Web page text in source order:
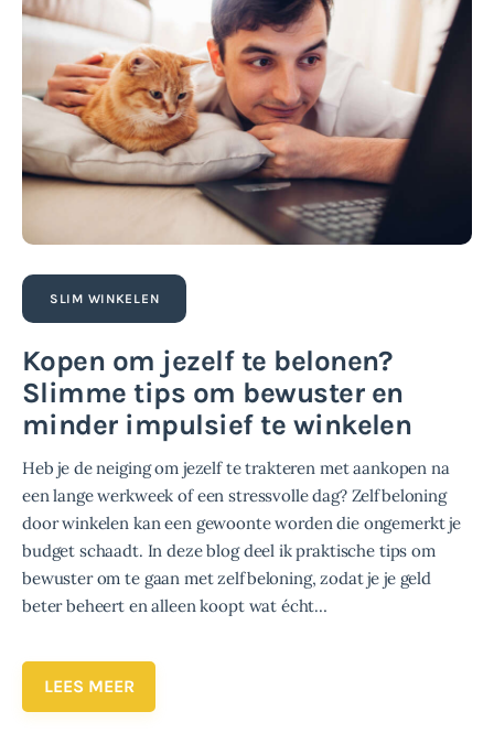
SLIM WINKELEN
Kopen om jezelf te belonen?
Slimme tips om bewuster en
minder impulsief te winkelen
Heb je de neiging om jezelf te trakteren met aankopen na
een lange werkweek of een stressvolle dag? Zelfbeloning
door winkelen kan een gewoonte worden die ongemerkt je
budget schaadt. In deze blog deel ik praktische tips om
bewuster om te gaan met zelfbeloning, zodat je je geld
beter beheert en alleen koopt wat écht…
LEES MEER